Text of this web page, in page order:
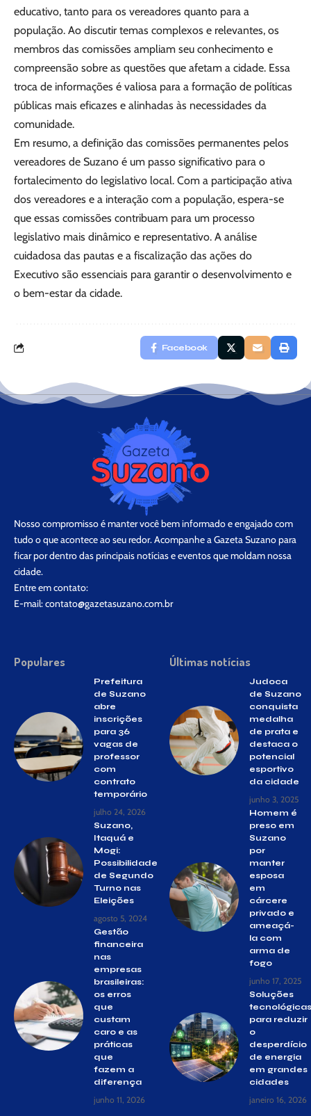
educativo, tanto para os vereadores quanto para a
população. Ao discutir temas complexos e relevantes, os
membros das comissões ampliam seu conhecimento e
compreensão sobre as questões que afetam a cidade. Essa
troca de informações é valiosa para a formação de políticas
públicas mais eficazes e alinhadas às necessidades da
comunidade.
Em resumo, a definição das comissões permanentes pelos
vereadores de Suzano é um passo significativo para o
fortalecimento do legislativo local. Com a participação ativa
dos vereadores e a interação com a população, espera-se
que essas comissões contribuam para um processo
legislativo mais dinâmico e representativo. A análise
cuidadosa das pautas e a fiscalização das ações do
Executivo são essenciais para garantir o desenvolvimento e
o bem-estar da cidade.
Facebook
Nosso compromisso é manter você bem informado e engajado com
tudo o que acontece ao seu redor. Acompanhe a Gazeta Suzano para
ficar por dentro das principais notícias e eventos que moldam nossa
cidade.
Entre em contato:
E-mail:contato@gazetasuzano.com.br
Populares
Prefeitura
de Suzano
abre
inscrições
para 36
vagas de
professor
com
contrato
temporário
julho 24, 2026
Suzano,
Itaquá e
Mogi:
Possibilidade
de Segundo
Turno nas
Eleições
agosto 5, 2024
Gestão
financeira
nas
empresas
brasileiras:
os erros
que
custam
caro e as
práticas
que
fazem a
diferença
junho 11, 2026
Últimas notícias
Judoca
de Suzano
conquista
medalha
de prata e
destaca o
potencial
esportivo
da cidade
junho 3, 2025
Homem é
preso em
Suzano
por
manter
esposa
em
cárcere
privado e
ameaçá-
la com
arma de
fogo
junho 17, 2025
Soluções
tecnológicas
para reduzir
o
desperdício
de energia
em grandes
cidades
janeiro 16, 2026